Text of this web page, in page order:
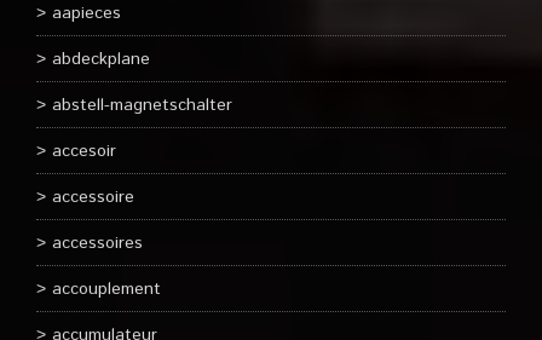
aapieces
abdeckplane
abstell-magnetschalter
accesoir
accessoire
accessoires
accouplement
accumulateur